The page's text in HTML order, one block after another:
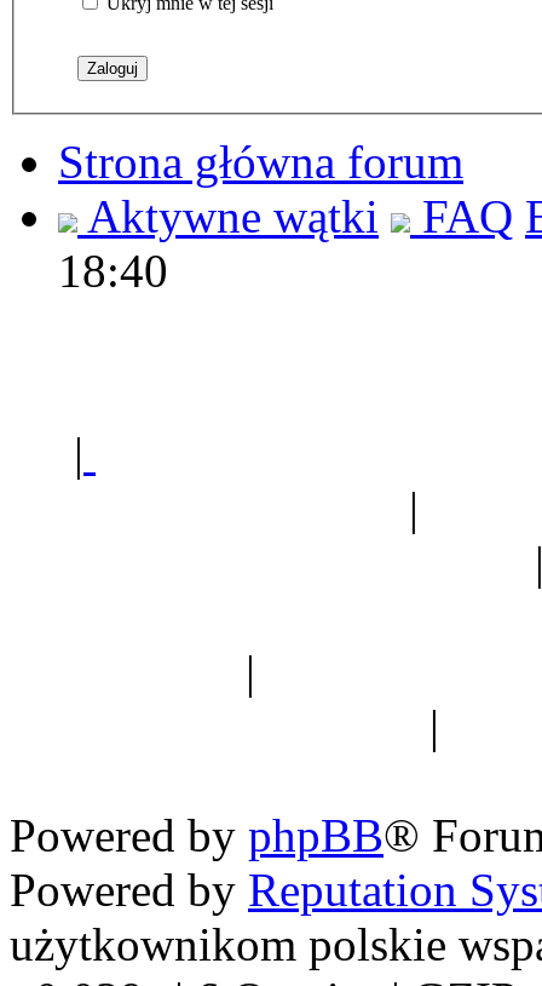
Strona główna forum
Aktywne wątki
FAQ
18:40
|
|
|
|
Powered by phpBB®
Powered by Reputation
użytkownikom polskie